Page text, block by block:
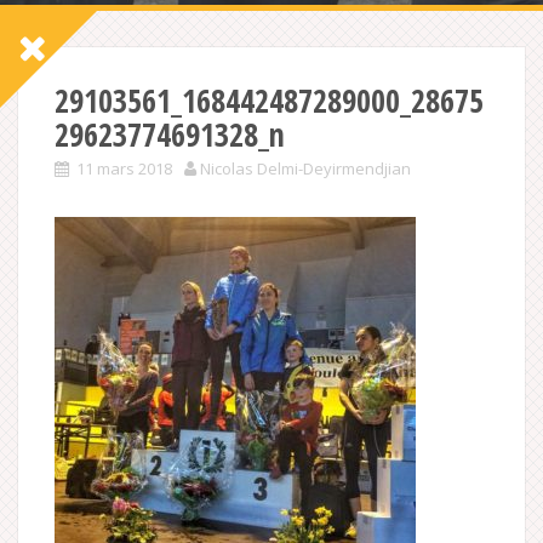
29103561_168442487289000_28675
29623774691328_n
11 mars 2018 Nicolas Delmi-Deyirmendjian